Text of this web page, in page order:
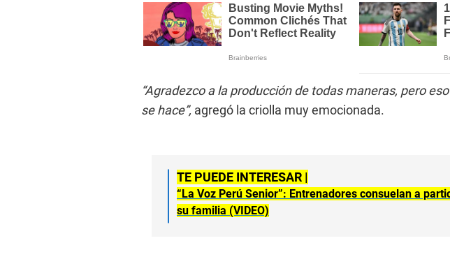
“Agradezco a la producción de todas maneras, pero
se hace”, agregó la criolla muy emocionada.
TE PUEDE INTERESAR |
“La Voz Perú Senior”: Entrenadores consuelan a
su familia (VIDEO)